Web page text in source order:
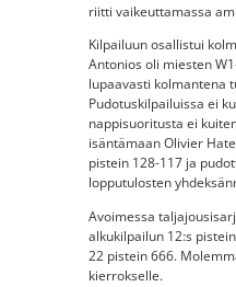
riitti vaikeuttamassa
Kilpailuun osallistui
Antonios oli miesten
lupaavasti kolmantena
Pudotuskilpailuissa ei
nappisuoritusta ei
isäntämaan Olivier
pistein 128-117 ja
lopputulosten
Avoimessa
alkukilpailun 12:s
22 pistein 666.
kierrokselle.